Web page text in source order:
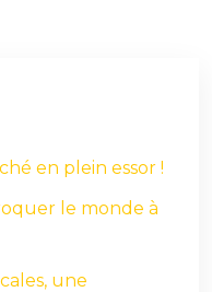
en plein essor !
le monde à
une